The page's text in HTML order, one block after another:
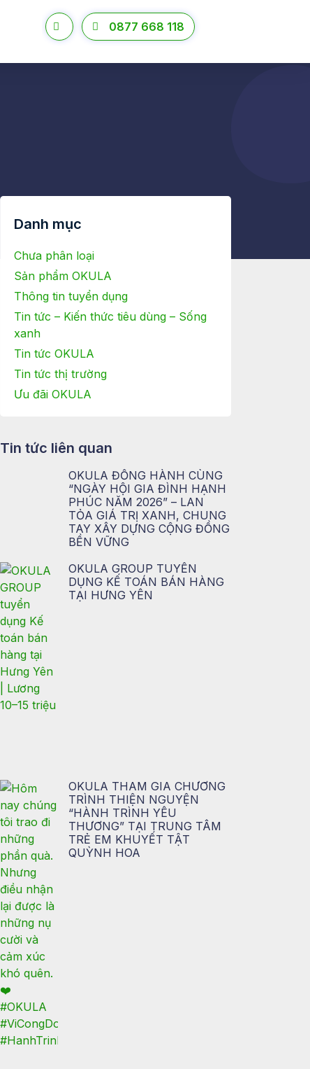
0877 668 118
Danh mục
Chưa phân loại
Sản phẩm OKULA
Thông tin tuyển dụng
Tin tức – Kiến thức tiêu dùng – Sống
xanh
Tin tức OKULA
Tin tức thị trường
Ưu đãi OKULA
Tin tức liên quan
OKULA ĐỒNG HÀNH CÙNG
“NGÀY HỘI GIA ĐÌNH HẠNH
PHÚC NĂM 2026” – LAN
TỎA GIÁ TRỊ XANH, CHUNG
TAY XÂY DỰNG CỘNG ĐỒNG
BỀN VỮNG
OKULA GROUP TUYỂN
DỤNG KẾ TOÁN BÁN HÀNG
TẠI HƯNG YÊN
OKULA THAM GIA CHƯƠNG
TRÌNH THIỆN NGUYỆN
“HÀNH TRÌNH YÊU
THƯƠNG” TẠI TRUNG TÂM
TRẺ EM KHUYẾT TẬT
QUỲNH HOA